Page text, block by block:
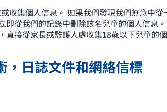
收集個人信息。 如果我們發現我們無意中從
即從我們的記錄中刪除該名兒童的個人信息
直接從家長或監護人處收集18歲以下兒童的
，日誌文件和網絡信標